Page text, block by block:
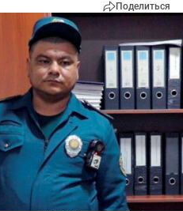
Поделиться